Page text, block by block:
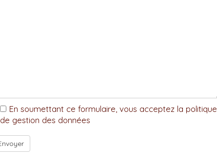
En soumettant ce formulaire, vous acceptez la politique
de gestion des données